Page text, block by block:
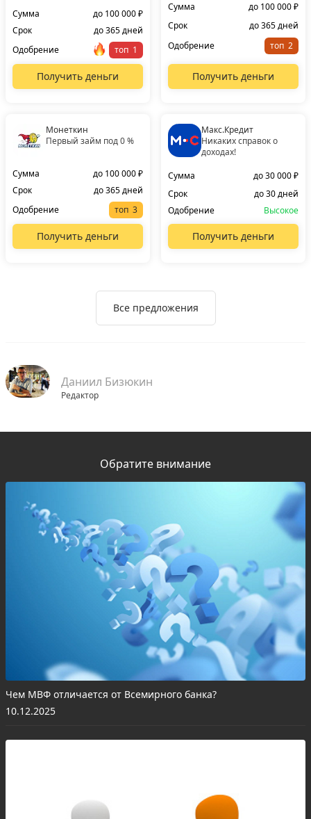
Сумма
до 100 000 ₽
Срок
до 365 дней
Одобрение
топ
Получить деньги
Сумма
до 100 000 ₽
Срок
до 365 дней
Одобрение
топ
Получить деньги
Монеткин
Первый займ под 0 %
Сумма
до 100 000 ₽
Срок
до 365 дней
Одобрение
топ
Получить деньги
Макс.Кредит
Никаких справок о
доходах!
Сумма
до 30 000 ₽
Срок
до 30 дней
Одобрение
Высокое
Получить деньги
Все предложения
Даниил Бизюкин
Редактор
Обратите внимание
Чем МВФ отличается от Всемирного банка?
10.12.2025